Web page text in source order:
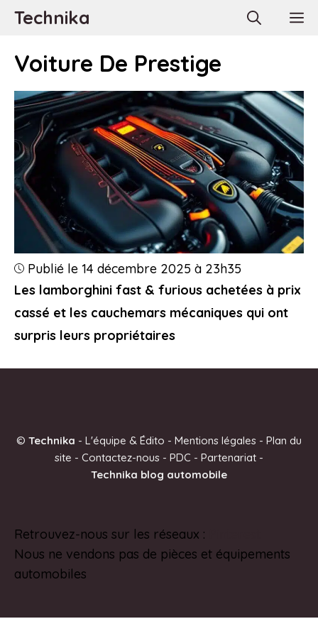
AllerTechnika
Voiture De Prestige
Les lamborghini fast & furious achetées à prix
cassé et les cauchemars mécaniques qui ont
surpris leurs propriétaires
Publié le 14 décembre 2025 à 23h35
© Technika - L'équipe & Édito - Mentions légales - Plan du
site - Contactez-nous - PDC - Partenariat -
Technika blog automobile
Retrouvez-nous sur les réseaux :
Nous ne vendons pas de pièces et équipements
automobiles